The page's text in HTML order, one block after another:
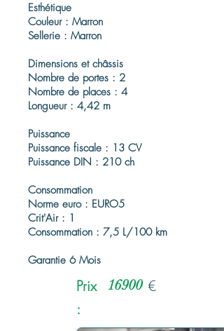
Esthétique
Couleur : Marron
Sellerie : Marron
Dimensions et châssis
Nombre de portes : 2
Nombre de places : 4
Longueur : 4,42 m
Puissance
Puissance fiscale : 13 CV
Puissance DIN : 210 ch
Consommation
Norme euro : EURO5
Crit'Air : 1
Consommation : 7,5 L/100 km
Garantie 6 Mois
Prix
:
16900 €